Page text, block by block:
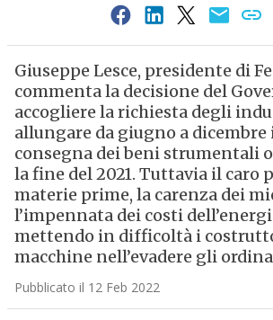
Giuseppe Lesce, presidente di
commenta la decisione del
accogliere la richiesta degli
allungare da giugno a
consegna dei beni strumentali
la fine del 2021. Tuttavia il caro
materie prime, la carenza dei
l’impennata dei costi
mettendo in difficoltà i
macchine nell’evadere gli
Pubblicato il 12 Feb 2022